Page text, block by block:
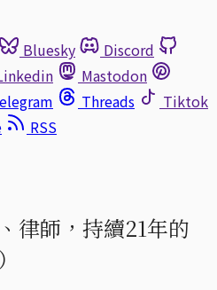
Bluesky
Discord
Mastodon
Threads
Tiktok
RSS
律師，持續21年的